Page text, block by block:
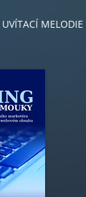
UVÍTACÍ MELODIE